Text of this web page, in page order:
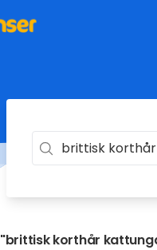
"brittisk korthår